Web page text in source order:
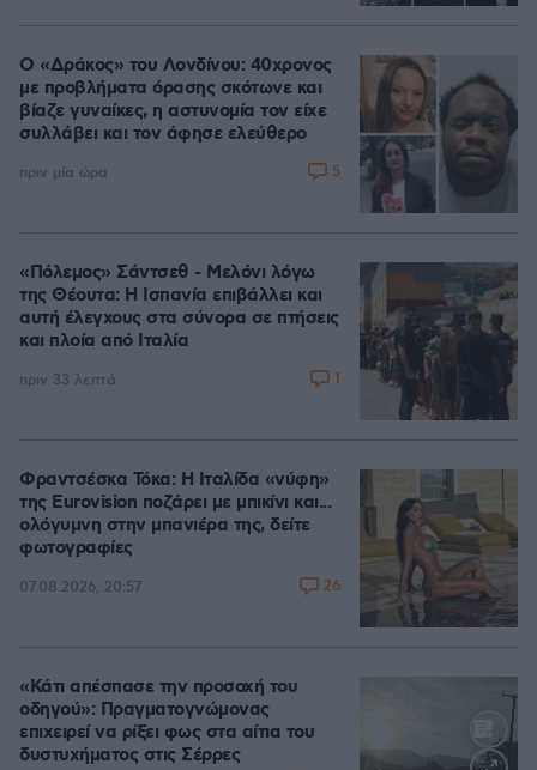
Ο «Δράκος» του Λονδίνου: 40χρονος
με προβλήματα όρασης σκότωνε και
βίαζε γυναίκες, η αστυνομία τον είχε
συλλάβει και τον άφησε ελεύθερο
πριν μία ώρα 5
«Πόλεμος» Σάντσεθ - Μελόνι λόγω
της Θέουτα: Η Ισπανία επιβάλλει και
αυτή έλεγχους στα σύνορα σε πτήσεις
και πλοία από Ιταλία
πριν 33 λεπτά 1
Φραντσέσκα Τόκα: Η Ιταλίδα «νύφη»
της Eurovision ποζάρει με μπικίνι και...
ολόγυμνη στην μπανιέρα της, δείτε
φωτογραφίες
07.08.2026, 20:57 26
«Κάτι απέσπασε την προσοχή του
οδηγού»: Πραγματογνώμονας
επιχειρεί να ρίξει φως στα αίτια του
δυστυχήματος στις Σέρρες